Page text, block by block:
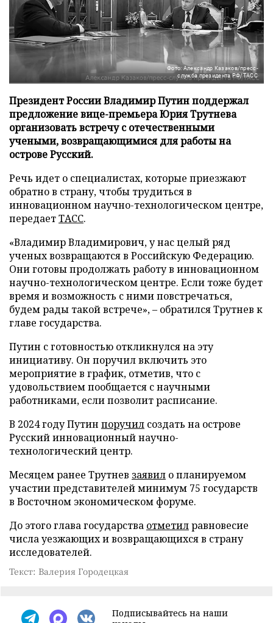
Фото: Александр Казаков/пресс-
служба президента РФ/ТАСС
Президент России Владимир Путин поддержал
предложение вице-премьера Юрия Трутнева
организовать встречу с отечественными
учеными, возвращающимися для работы на
острове Русский.
Речь идет о специалистах, которые приезжают
обратно в страну, чтобы трудиться в
инновационном научно-технологическом центре,
передаетТАСС.
«Владимир Владимирович, у нас целый ряд
ученых возвращаются в Российскую Федерацию.
Они готовы продолжать работу в инновационном
научно-технологическом центре. Если тоже будет
время и возможность с ними повстречаться,
будем рады такой встрече», – обратился Трутнев к
главе государства.
Путин с готовностью откликнулся на эту
инициативу. Он поручил включить это
мероприятие в график, отметив, что с
удовольствием пообщается с научными
работниками, если позволит расписание.
В 2024 году Путин поручил создать на острове
Русский инновационный научно-
технологический центр.
Месяцем ранее Трутнев заявил о планируемом
участии представителей минимум 75 государств
в Восточном экономическом форуме.
До этого глава государства отметилравновесие
числа уезжающих и возвращающихся в страну
исследователей.
Текст: Валерия Городецкая
Подписывайтесь на наши